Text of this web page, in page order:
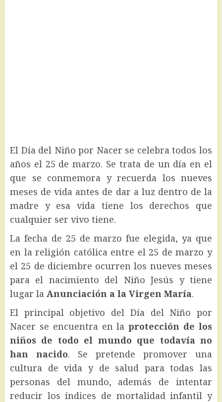
El Día del Niño por Nacer se celebra todos los
años el 25 de marzo. Se trata de un día en el
que se conmemora y recuerda los nueves
meses de vida antes de dar a luz dentro de la
madre y esa vida tiene los derechos que
cualquier ser vivo tiene.
La fecha de 25 de marzo fue elegida, ya que
en la religión católica entre el 25 de marzo y
el 25 de diciembre ocurren los nueves meses
para el nacimiento del Niño Jesús y tiene
lugar la Anunciación a la Virgen María.
El principal objetivo del Día del Niño por
Nacer se encuentra en laprotección de los
niños de todo el mundo que todavía no
han nacido. Se pretende promover una
cultura de vida y de salud para todas las
personas del mundo, además de intentar
reducir los índices de mortalidad infantil y